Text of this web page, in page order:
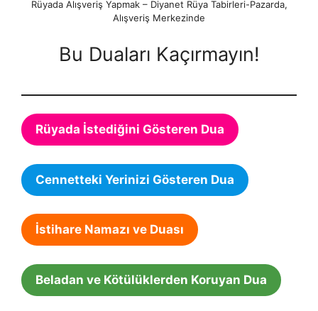
Rüyada Alışveriş Yapmak – Diyanet Rüya Tabirleri-Pazarda,
Alışveriş Merkezinde
Bu Duaları Kaçırmayın!
Rüyada İstediğini Gösteren Dua
Cennetteki Yerinizi Gösteren Dua
İstihare Namazı ve Duası
Beladan ve Kötülüklerden Koruyan Dua